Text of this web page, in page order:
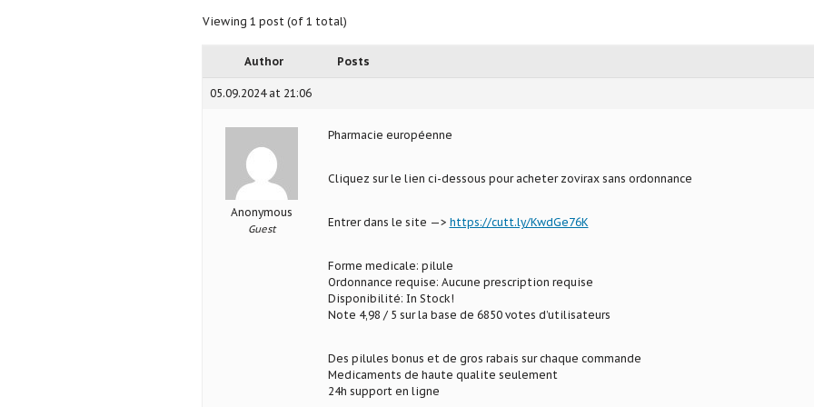
Viewing 1 post (of 1 total)
Author Posts
05.09.2024 at 21:06
Anonymous
Guest
Pharmacie européenne
Cliquez sur le lien ci-dessous pour acheter zovirax sans ordonnance
Entrer dans le site —> https://cutt.ly/KwdGe76K
Forme medicale: pilule
Ordonnance requise: Aucune prescription requise
Disponibilité: In Stock!
Note 4,98 / 5 sur la base de 6850 votes d’utilisateurs
Des pilules bonus et de gros rabais sur chaque commande
Medicaments de haute qualite seulement
24h support en ligne